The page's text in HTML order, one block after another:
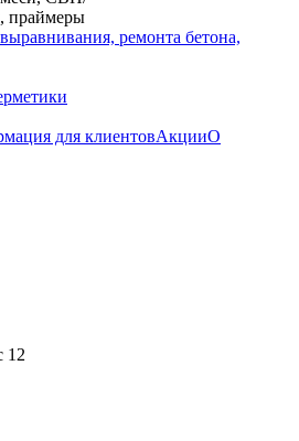
праймеры
ремонта бетона,
для клиентовАкцииО
12